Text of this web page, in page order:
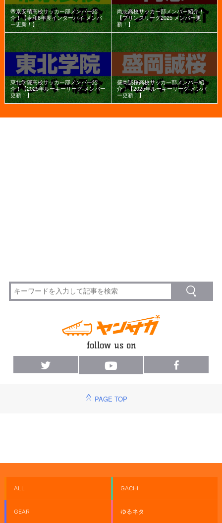
帝京安積高校サッカー部メンバー紹
介！【令和6年度インターハイ メンバ
ー更新！】
尚志高校サッカー部メンバー紹介！
【プリンスリーグ2025 メンバー更
新！】
東北学院高校サッカー部メンバー紹
介！【2025年ルーキーリーグ メンバー
更新！】
盛岡誠桜高校サッカー部メンバー紹
介！【2025年ルーキーリーグ メンバ
ー更新！】
PAGE TOP
ALL GACHI
GEAR ゆるネタ